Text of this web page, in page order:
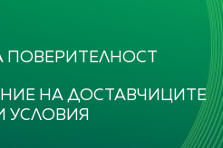
ПОВЕРИТЕЛНОСТ
НА ДОСТАВЧИЦИТЕ
УСЛОВИЯ